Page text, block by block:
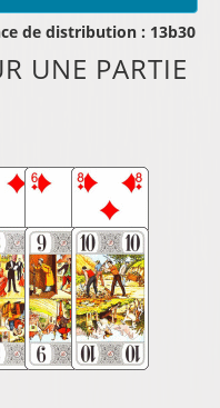
de distribution : 13b30
UNE PARTIE